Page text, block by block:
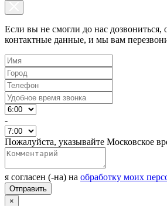
Если вы не смогли до нас дозвониться,
контактные данные, и мы вам
-
Пожалуйста, указывайте Московское
я согласен (-на) на обработку моих
×